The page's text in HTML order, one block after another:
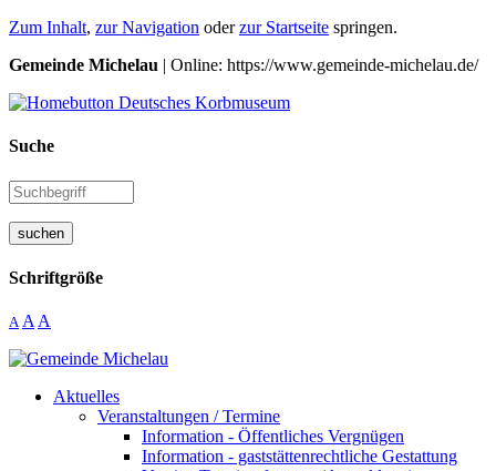
Zum Inhalt, zur Navigation oderzur Startseite springen.
Gemeinde Michelau | Online: https://www.gemeinde-michelau.de/
Suche
suchen
Schriftgröße
A A A
Aktuelles
Veranstaltungen / Termine
Information - Öffentliches Vergnügen
Information - gaststättenrechtliche Gestattung